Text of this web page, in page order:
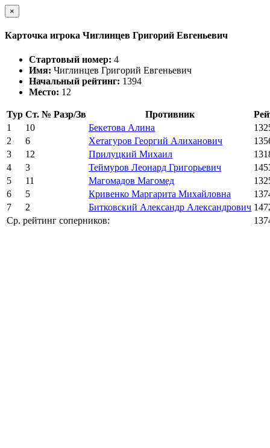
×
Карточка игрока Чиглинцев Григорий Евгеньевич
Стартовый номер: 4
Имя: Чиглинцев Григорий Евгеньевич
Начальный рейтинг: 1394
Место: 12
Тур Ст. № Разр/Зв Противник
1
10 Бекетова Алина
2
6 Хетагуров Георгий Алиханович
3
12 Прилуцкий Михаил
4
3 Теймуров Леонард Григорьевич
5
11 Магомадов Магомед
6
5 Кривенко Маргарита Михайловна
7
2 Битковский Александр Александрович
Ср. рейтинг соперников: